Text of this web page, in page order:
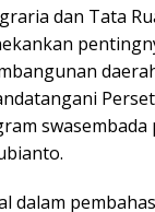
dan Tata
dalam